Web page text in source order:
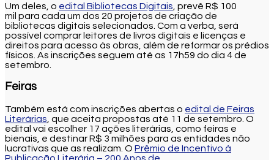
Um deles, o edital Bibliotecas Digitais , prevê R$ 100
mil para cada um dos 20 projetos de criação de
bibliotecas digitais selecionados. Com a verba, será
possível comprar leitores de livros digitais e licenças e
direitos para acesso às obras, além de reformar os prédios
físicos. As inscrições seguem até as 17h59 do dia 4 de
setembro.
Feiras
Também está com inscrições abertas o edital de Feiras
Literárias , que aceita propostas até 11 de setembro. O
edital vai escolher 17 ações literárias, como feiras e
bienais, e destinar R$ 3 milhões para as entidades não
lucrativas que as realizam. O Prêmio de Incentivo à